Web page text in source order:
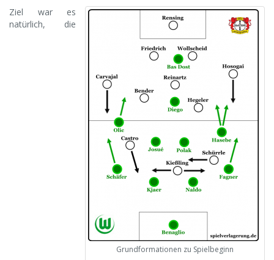
Grundformationen zu Spielbeginn
Ziel war es
natürlich, die